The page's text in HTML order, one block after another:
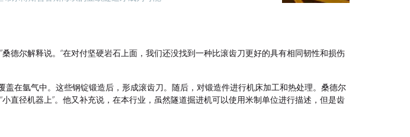
德尔解释说。“在对付坚硬岩石上面，我们还没找到一种比滚齿刀更好的具有相同韧性和损伤
在氩气中。这些钢锭锻造后，形成滚齿刀。随后，对锻造件进行机床加工和热处理。桑德尔
直径机器上”。他又补充说，在本行业，虽然隧道掘进机可以使用米制单位进行描述，但是齿